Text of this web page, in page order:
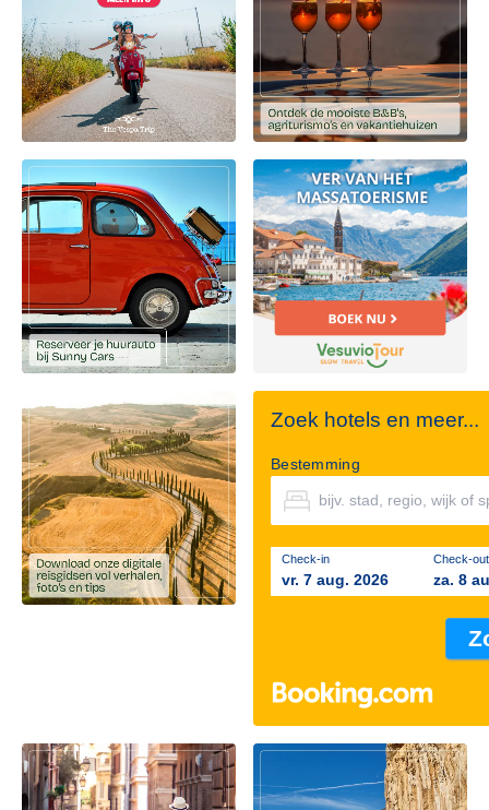
Zoek hotels en meer...
Bestemming
Check-in
vr. 7 aug. 2026
Check-out
za. 8